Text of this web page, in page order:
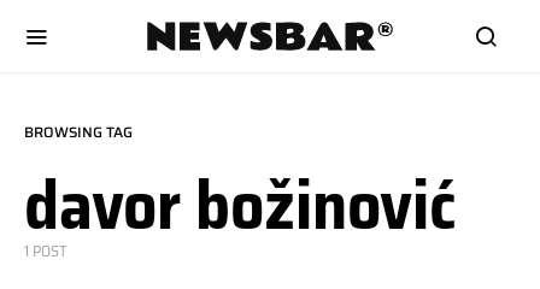
BROWSING TAG
davor božinović
1 POST